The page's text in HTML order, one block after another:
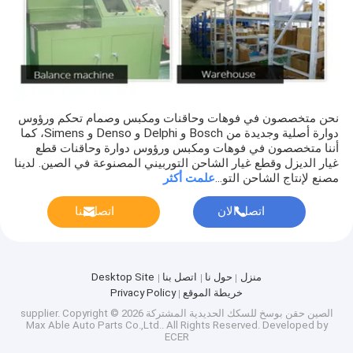
حلقة البستون
عمود التوربين/عجلة التوربو
تحمل الدفع
أجزاء من الـ CAT
حلقة النوع التوربو
نحن متخصصون في فوهات وحاقنات ومكبس وصمام تحكم ورؤوس
دوارة أصلية وجديدة من Bosch و Delphi و Denso و Simens، كما
أننا متخصصون في فوهات ومكبس ورؤوس دوارة وحاقنات قطع
غيار الديزل وقطع غيار الشاحن التوربيني المصنوعة في الصين. لدينا
مصنع لإنتاج الشاحن التو...علمت أكثر
اتصل الان اتصل بنا
منزل حول نا اتصل بنا
Desktop Site
خريطة الموقع
Privacy Policy
الصين حقن بوسخ للسكك الحديدية المشتركة supplier.Copyright © 2026
Max Able Auto Parts Co.,Ltd.. All Rights Reserved. Developed by
ECER